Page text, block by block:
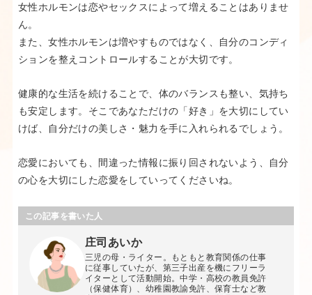
女性ホルモンは恋やセックスによって増えることはありませ
ん。
また、女性ホルモンは増やすものではなく、自分のコンディ
ションを整えコントロールすることが大切です。
健康的な生活を続けることで、体のバランスも整い、気持ち
も安定します。そこであなただけの「好き」を大切にしてい
けば、自分だけの美しさ・魅力を手に入れられるでしょう。
恋愛においても、間違った情報に振り回されないよう、自分
の心を大切にした恋愛をしていってくださいね。
この記事を書いた人
庄司あいか
三児の母・ライター。もともと教育関係の仕事
に従事していたが、第三子出産を機にフリーラ
イターとして活動開始。中学・高校の教員免許
（保健体育）、幼稚園教諭免許、保育士など教